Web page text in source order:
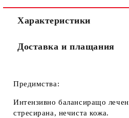
Характеристики
Доставка и плащания
Предимства:
Интензивно балансиращо
стресирана, нечиста кожа.